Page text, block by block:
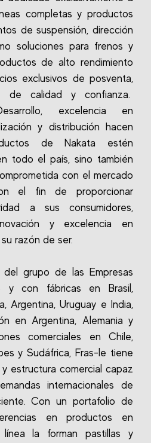
completas y productos
de suspensión, dirección
soluciones para frenos y
de alto rendimiento
exclusivos de posventa,
de calidad y confianza.
excelencia en
y distribución hacen
de Nakata estén
todo el país, sino también
con el mercado
el fin de proporcionar
a sus consumidores,
y excelencia en
razón de ser.
del grupo de las Empresas
y con fábricas en Brasil,
Argentina, Uruguay e India,
en Argentina, Alemania y
comerciales en Chile,
y Sudáfrica, Fras-le tiene
estructura comercial capaz
internacionales de
Con un portafolio de
en productos en
línea la forman pastillas y